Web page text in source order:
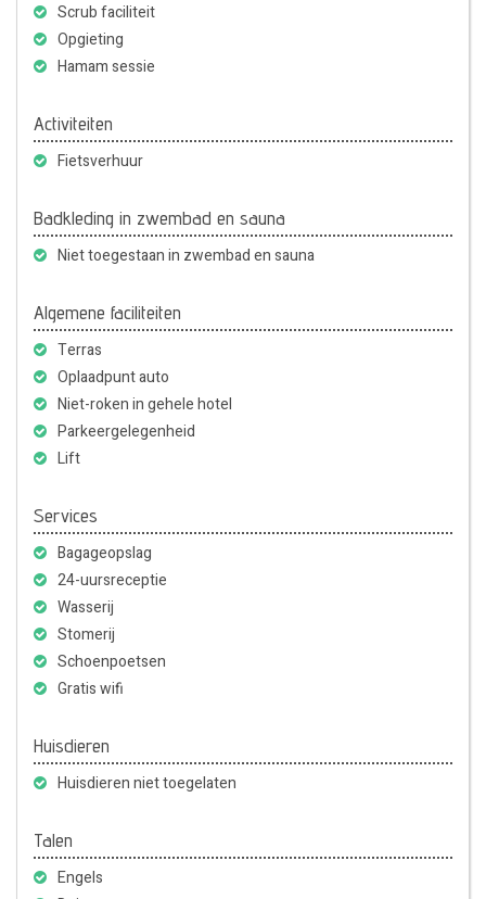
Scrub faciliteit
Opgieting
Hamam sessie
Activiteiten
Fietsverhuur
Badkleding in zwembad en sauna
Niet toegestaan in zwembad en sauna
Algemene faciliteiten
Terras
Oplaadpunt auto
Niet-roken in gehele hotel
Parkeergelegenheid
Lift
Services
Bagageopslag
24-uursreceptie
Wasserij
Stomerij
Schoenpoetsen
Gratis wifi
Huisdieren
Huisdieren niet toegelaten
Talen
Engels